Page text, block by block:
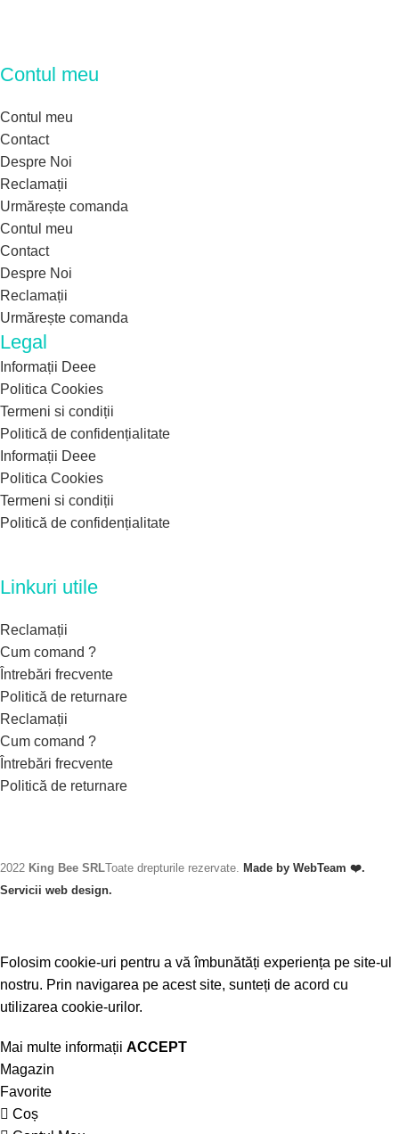
Contul meu
Contul meu
Contact
Despre Noi
Reclamații
Urmărește comanda
Contul meu
Contact
Despre Noi
Reclamații
Urmărește comanda
Legal
Informații Deee
Politica Cookies
Termeni si condiții
Politică de confidențialitate
Informații Deee
Politica Cookies
Termeni si condiții
Politică de confidențialitate
Linkuri utile
Reclamații
Cum comand ?
Întrebări frecvente
Politică de returnare
Reclamații
Cum comand ?
Întrebări frecvente
Politică de returnare
2022 King Bee SRLToate drepturile rezervate. Made by WebTeam ❤️.
Servicii web design.
Folosim cookie-uri pentru a vă îmbunătăți experiența pe site-ul
nostru. Prin navigarea pe acest site, sunteți de acord cu
utilizarea cookie-urilor.
Mai multe informații ACCEPT
Magazin
Favorite
Coș